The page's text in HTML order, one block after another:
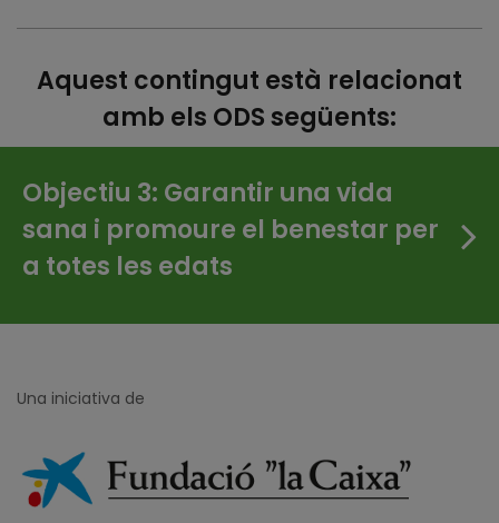
Aquest contingut està relacionat
amb els ODS següents:
Objectiu 3: Garantir una vida
sana i promoure el benestar per
a totes les edats
Una iniciativa de